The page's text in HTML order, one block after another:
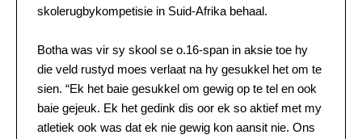
skolerugbykompetisie in Suid-Afrika behaal.
Botha was vir sy skool se o.16-span in aksie toe hy
die veld rustyd moes verlaat na hy gesukkel het om te
sien. “Ek het baie gesukkel om gewig op te tel en ook
baie gejeuk. Ek het gedink dis oor ek so aktief met my
atletiek ook was dat ek nie gewig kon aansit nie. Ons